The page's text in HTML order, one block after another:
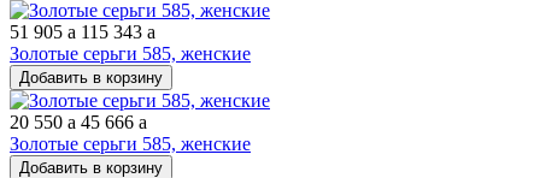
51 905 a 115 343 a
Золотые серьги 585, женские
Добавить в корзину
20 550 a 45 666 a
Золотые серьги 585, женские
Добавить в корзину